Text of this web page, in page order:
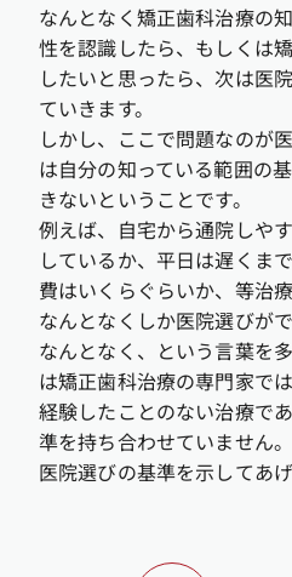
なんとなく矯正歯科治療の
性を認識したら、もしくは
したいと思ったら、次は医
ていきます。
しかし、ここで問題なのが
は自分の知っている範囲の
きないということです。
例えば、自宅から通院しや
しているか、平日は遅くま
費はいくらぐらいか、等治
なんとなくしか医院選びがで
なんとなく、という言葉を
は矯正歯科治療の専門家で
経験したことのない治療で
準を持ち合わせていません
医院選びの基準を示してあ